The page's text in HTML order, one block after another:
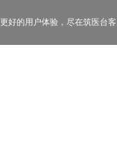
更好的用户体验， 尽在筑医台